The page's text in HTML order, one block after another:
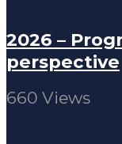
2026 –
perspective
660 Views